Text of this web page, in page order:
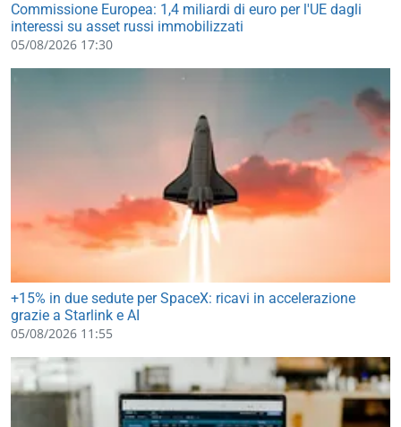
Commissione Europea: 1,4 miliardi di euro per l'UE dagli
interessi su asset russi immobilizzati
05/08/2026 17:30
+15% in due sedute per SpaceX: ricavi in accelerazione
grazie a Starlink e AI
05/08/2026 11:55